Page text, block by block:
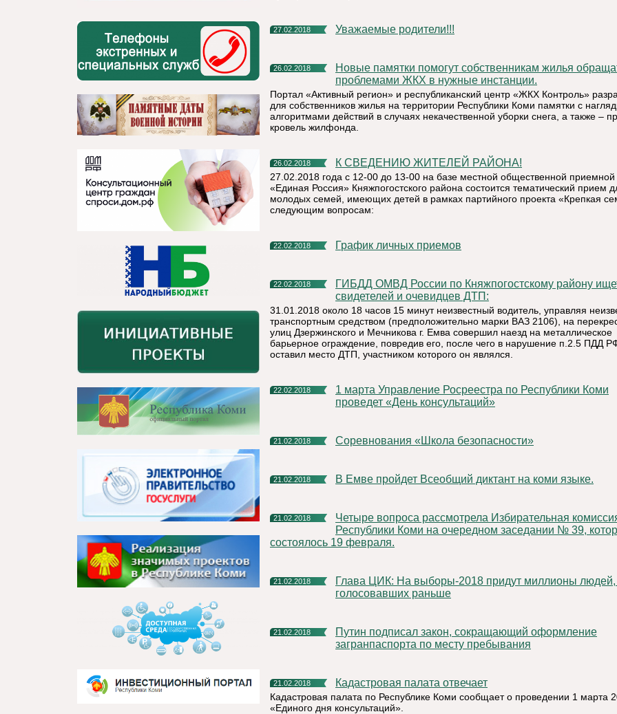
27.02.2018 Уважаемые родители!!!
26.02.2018
Новые памятки помогут собственникам жилья обращаться с
проблемами ЖКХ в нужные инстанции.
Портал «Активный регион» и республиканский центр «ЖКХ Контроль»
для собственников жилья на территории Республики Коми памятки с
алгоритмами действий в случаях некачественной уборки снега, а также –
кровель жилфонда.
26.02.2018 К СВЕДЕНИЮ ЖИТЕЛЕЙ РАЙОНА!
27.02.2018 года с 12-00 до 13-00 на базе местной общественной приемной
«Единая Россия» Княжпогостского района состоится тематический прием
молодых семей, имеющих детей в рамках партийного проекта «Крепкая
следующим вопросам:
22.02.2018 График личных приемов
22.02.2018
ГИБДД ОМВД России по Княжпогостскому району ищет
свидетелей и очевидцев ДТП:
31.01.2018 около 18 часов 15 минут неизвестный водитель, управляя
транспортным средством (предположительно марки ВАЗ 2106), на
улиц Дзержинского и Мечникова г. Емва совершил наезд на металлическое
барьерное ограждение, повредив его, после чего в нарушение п.2.5 ПДД
оставил место ДТП, участником которого он являлся.
22.02.2018
1 марта Управление Росреестра по Республики Коми
проведет «День консультаций»
21.02.2018 Соревнования «Школа безопасности»
21.02.2018 В Емве пройдет Всеобщий диктант на коми языке.
21.02.2018
Четыре вопроса рассмотрела Избирательная комиссия
Республики Коми на очередном заседании № 39,
состоялось 19 февраля.
21.02.2018
Глава ЦИК: На выборы-2018 придут миллионы людей, не
голосовавших раньше
21.02.2018
Путин подписал закон, сокращающий оформление
загранпаспорта по месту пребывания
21.02.2018 Кадастровая палата отвечает
Кадастровая палата по Республике Коми сообщает о проведении 1 марта
«Единого дня консультаций».